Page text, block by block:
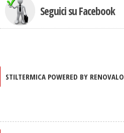
Seguici su Facebook
STILTERMICA POWERED BY RENOVALO